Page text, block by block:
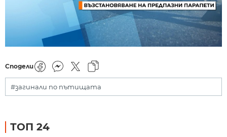
Сподели
#загинали по пътищата
ТОП 24